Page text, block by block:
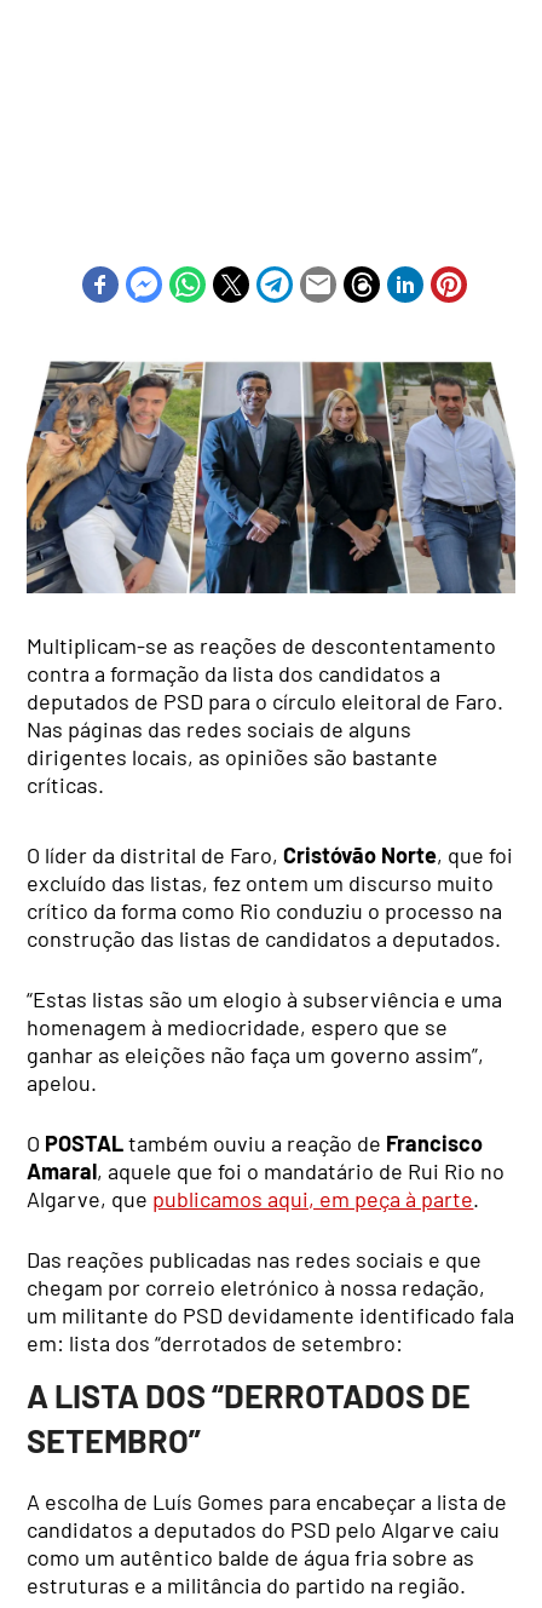
Multiplicam-se as reações de descontentamento
contra a formação da lista dos candidatos a
deputados de PSD para o círculo eleitoral de Faro.
Nas páginas das redes sociais de alguns
dirigentes locais, as opiniões são bastante
críticas.
O líder da distrital de Faro,Cristóvão Norte, que foi
excluído das listas, fez ontem um discurso muito
crítico da forma como Rio conduziu o processo na
construção das listas de candidatos a deputados.
“Estas listas são um elogio à subserviência e uma
homenagem à mediocridade, espero que se
ganhar as eleições não faça um governo assim”,
apelou.
O POSTALtambém ouviu a reação de Francisco
Amaral, aquele que foi o mandatário de Rui Rio no
Algarve, que publicamos aqui, em peça à parte.
Das reações publicadas nas redes sociais e que
chegam por correio eletrónico à nossa redação,
um militante do PSD devidamente identificado fala
em: lista dos “derrotados de setembro:
A LISTA DOS “DERROTADOS DE
SETEMBRO”
A escolha de Luís Gomes para encabeçar a lista de
candidatos a deputados do PSD pelo Algarve caiu
como um autêntico balde de água fria sobre as
estruturas e a militância do partido na região.